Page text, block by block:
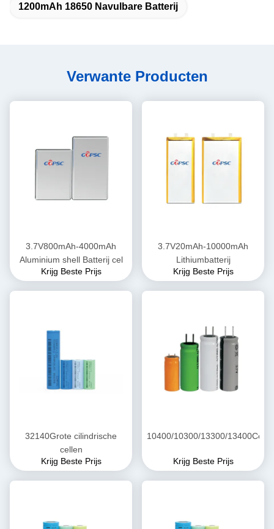
1200mAh 18650 Navulbare Batterij
Verwante Producten
3.7V800mAh-4000mAh
Aluminium shell Batterij cel
Krijg Beste Prijs
3.7V20mAh-10000mAh
Lithiumbatterij
Krijg Beste Prijs
32140Grote cilindrische
cellen
Krijg Beste Prijs
10400/10300/13300/
Krijg Beste Prijs